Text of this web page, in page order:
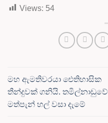
Views: 54
මහ ඇමතිවරයා ඓතිහාසික
තීන්දුවක් ගනියි. තමිල්නාඩුවේ
මත්පැන් හල් වසා දැමේ